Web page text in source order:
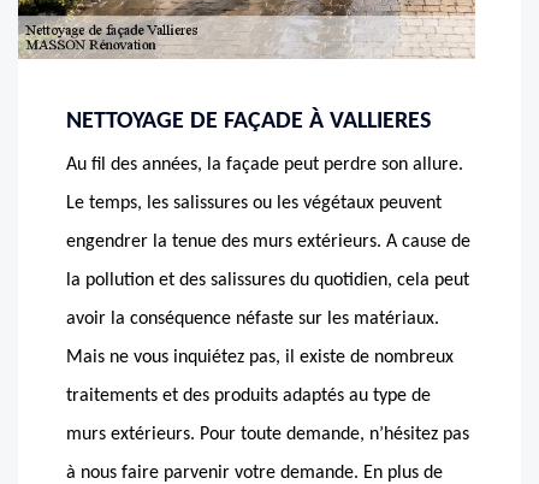
NETTOYAGE DE FAÇADE À VALLIERES
Au fil des années, la façade peut perdre son allure.
Le temps, les salissures ou les végétaux peuvent
engendrer la tenue des murs extérieurs. A cause de
la pollution et des salissures du quotidien, cela peut
avoir la conséquence néfaste sur les matériaux.
Mais ne vous inquiétez pas, il existe de nombreux
traitements et des produits adaptés au type de
murs extérieurs. Pour toute demande, n’hésitez pas
à nous faire parvenir votre demande. En plus de